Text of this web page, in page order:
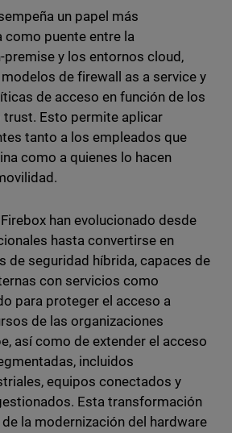
un papel más
puente entre la
y los entornos cloud,
de firewall as a service y
de acceso en función de los
trust. Esto permite aplicar
tanto a los empleados que
como a quienes lo hacen
han evolucionado desde
hasta convertirse en
de seguridad híbrida, capaces de
con servicios como
para proteger el acceso a
de las organizaciones
así como de extender el acceso
incluidos
equipos conectados y
Esta transformación
la modernización del hardware